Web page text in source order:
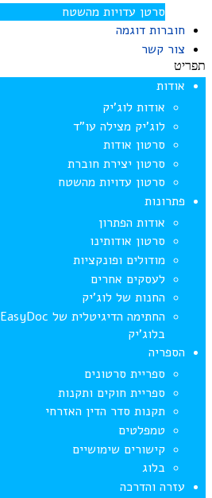
סרטן עדויות מהשטח
חוברות דוגמה
צור קשר
תפריט
אודות
אודות לוג’יק
לוג’יק מצילה עו”ד
סרטון אודות
סרטון יצירת חוברת
סרטון עדויות מהשטח
פתרונות
אודות הפתרון
סרטון אודותינו
מודולים ופונקציות
לעסקים אחרים
החנות של לוג’יק
החתימה הדיגיטלית של EasyDoc
בלוג’יק
הספריה
ספריית סרטונים
ספריית חוקים ותקנות
תקנות סדר הדין האזרחי
טמפלטים
קישורים שימושיים
בלוג
עזרה והדרכה